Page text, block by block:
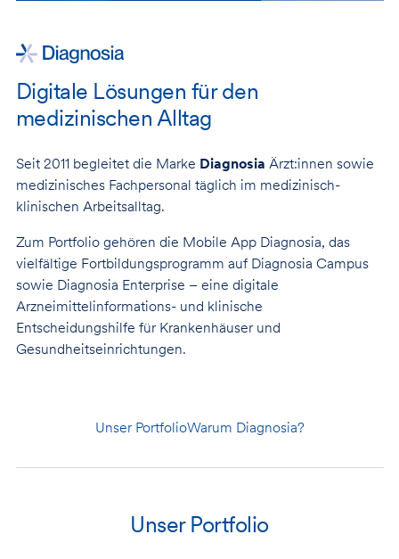
Digitale Lösungen für den
medizinischen Alltag
Seit 2011 begleitet die Marke Diagnosia Ärzt:innen sowie
medizinisches Fachpersonal täglich im medizinisch-
klinischen Arbeitsalltag.
Zum Portfolio gehören die Mobile App Diagnosia, das
vielfältige Fortbildungsprogramm auf Diagnosia Campus
sowie Diagnosia Enterprise – eine digitale
Arzneimittelinformations- und klinische
Entscheidungshilfe für Krankenhäuser und
Gesundheitseinrichtungen.
Unser PortfolioWarum Diagnosia?
Unser Portfolio